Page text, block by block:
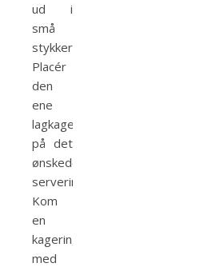
ud i
små
stykker.
Placér
den
ene
lagkagebund
på det
ønskede
serveringsfad.
Kom
en
kagering
med